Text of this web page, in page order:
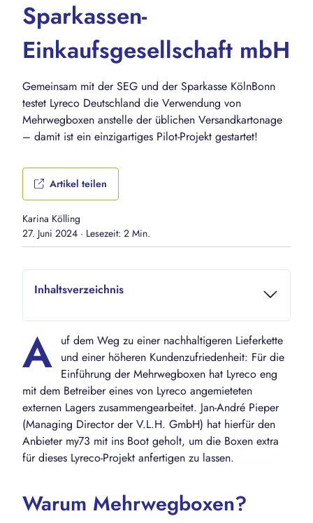
Sparkassen-
Einkaufsgesellschaft mbH
Gemeinsam mit der SEG und der Sparkasse KölnBonn
testet Lyreco Deutschland die Verwendung von
Mehrwegboxen anstelle der üblichen Versandkartonage
– damit ist ein einzigartiges Pilot-Projekt gestartet!
Artikel teilen
Karina Kölling
27. Juni 2024 · Lesezeit: 2 Min.
Inhaltsverzeichnis
A uf dem Weg zu einer nachhaltigeren Lieferkette
und einer höheren Kundenzufriedenheit: Für die
Einführung der Mehrwegboxen hat Lyreco eng
mit dem Betreiber eines von Lyreco angemieteten
externen Lagers zusammengearbeitet. Jan-André Pieper
(Managing Director der V.L.H. GmbH) hat hierfür den
Anbieter my73 mit ins Boot geholt, um die Boxen extra
für dieses Lyreco-Projekt anfertigen zu lassen.
Warum Mehrwegboxen?